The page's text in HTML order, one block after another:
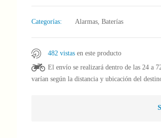
Categorías: Alarmas,Baterías
482 vistasen este producto
El envío se realizará dentro de las 24 a
varían según la distancia y ubicación del